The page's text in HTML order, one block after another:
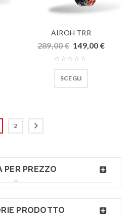
AIROH TRR
289,00€ 149,00 €
SCEGLI
2
PER PREZZO
PRODOTTO